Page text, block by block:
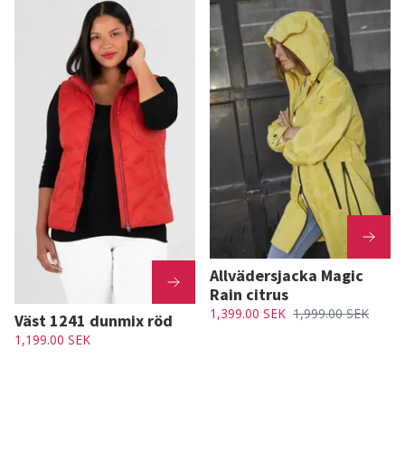
Väst 1241 dunmix röd
1,199.00 SEK
Allvädersjacka Magic
Rain citrus
1,399.00 SEK 1,999.00 SEK